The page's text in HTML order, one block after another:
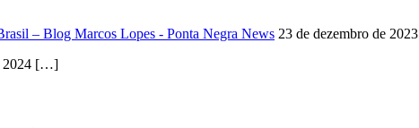
– Blog Marcos Lopes - Ponta Negra News 23 de dezembro de 2023
2024 […]